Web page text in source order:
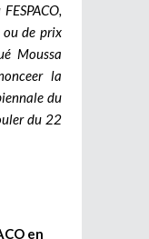
ou de prix
Moussa
la
du
du 22
en